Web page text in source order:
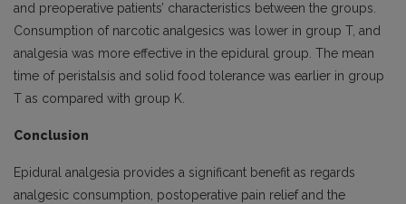
and preoperative patients’ characteristics between the groups.
Consumption of narcotic analgesics was lower in group T, and
analgesia was more effective in the epidural group. The mean
time of peristalsis and solid food tolerance was earlier in group
T as compared with group K.
Conclusion
Epidural analgesia provides a significant benefit as regards
analgesic consumption, postoperative pain relief and the